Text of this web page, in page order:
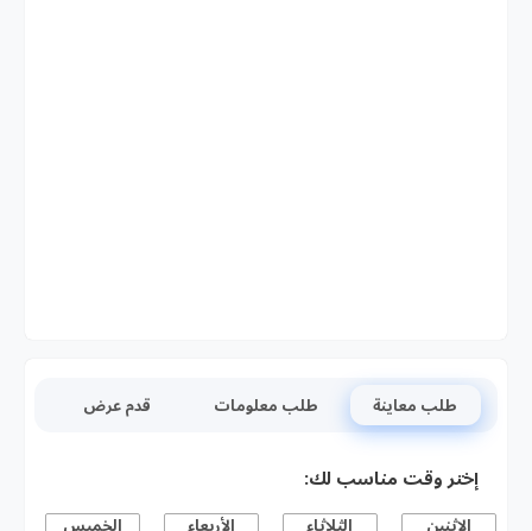
طلب معاينة طلب معلومات قدم عرض
إختر وقت مناسب لك:
الاثنين الثلاثاء الأربعاء الخميس